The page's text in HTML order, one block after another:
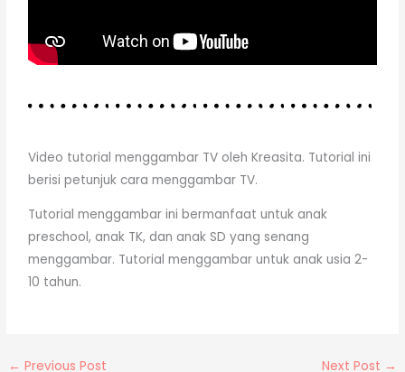
Video tutorial menggambar TV oleh Kreasita. Tutorial ini
berisi petunjuk cara menggambar TV.
Tutorial menggambar ini bermanfaat untuk anak
preschool, anak TK, dan anak SD yang senang
menggambar. Tutorial menggambar untuk anak usia 2-
10 tahun.
← Previous Post Next Post →